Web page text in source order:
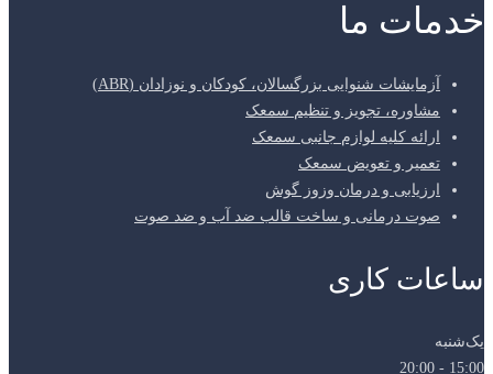
خدمات ما
آزمایشات شنوایی بزرگسالان، کودکان و نوزادان (ABR)
مشاوره، تجویز و تنظیم سمعک
ارائه کلیه لوازم جانبی سمعک
تعمیر و تعویض سمعک
ارزیابی و درمان وزوز گوش
صوت درمانی و ساخت قالب ضد آب و ضد صوت
ساعات کاری
یک‌شنبه
15:00 - 20:00